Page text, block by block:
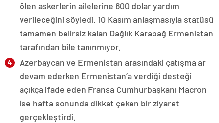
ölen askerlerin ailelerine 600 dolar yardım
verileceğini söyledi. 10 Kasım anlaşmasıyla statüsü
tamamen belirsiz kalan Dağlık Karabağ Ermenistan
tarafından bile tanınmıyor.
Azerbaycan ve Ermenistan arasındaki çatışmalar
devam ederken Ermenistan’a verdiği desteği
açıkça ifade eden Fransa Cumhurbaşkanı Macron
ise hafta sonunda dikkat çeken bir ziyaret
gerçekleştirdi.